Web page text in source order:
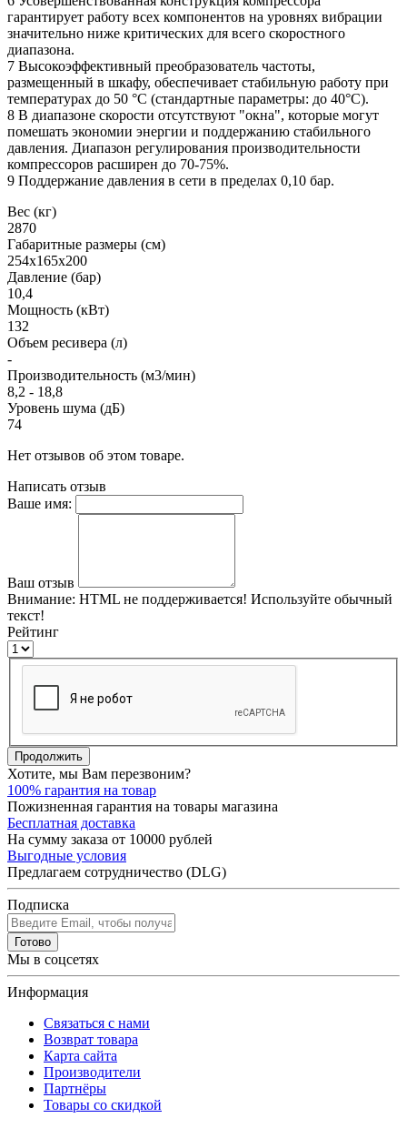
гарантирует работу всех компонентов на уровнях вибрации
значительно ниже критических для всего скоростного
диапазона.
7 Высокоэффективный преобразователь частоты,
размещенный в шкафу, обеспечивает стабильную работу при
температурах до 50 °C (стандартные параметры: до 40°C).
8 В диапазоне скорости отсутствуют "окна", которые могут
помешать экономии энергии и поддержанию стабильного
давления. Диапазон регулирования производительности
компрессоров расширен до 70-75%.
9 Поддержание давления в сети в пределах 0,10 бар.
Вес (кг)
2870
Габаритные размеры (см)
254х165х200
Давление (бар)
10,4
Мощность (кВт)
132
Объем ресивера (л)
-
Производительность (м3/мин)
8,2 - 18,8
Уровень шума (дБ)
74
Нет отзывов об этом товаре.
Написать отзыв
Ваше имя:
Ваш отзыв
Внимание: HTML не поддерживается! Используйте обычный
текст!
Рейтинг
Продолжить
Хотите, мы Вам перезвоним?
100% гарантия на товар
Пожизненная гарантия на товары магазина
Бесплатная доставка
На сумму заказа от 10000 рублей
Выгодные условия
Предлагаем сотрудничество (DLG)
Подписка
Готово
Мы в соцсетях
Информация
Связаться с нами
Возврат товара
Карта сайта
Производители
Партнёры
Товары со скидкой